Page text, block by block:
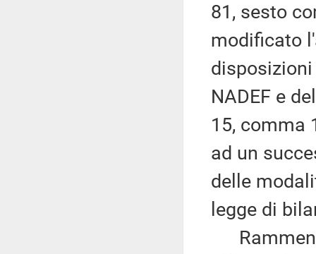
81, sesto
modificato
NADEF e
15, comma
ad un
delle
legge di